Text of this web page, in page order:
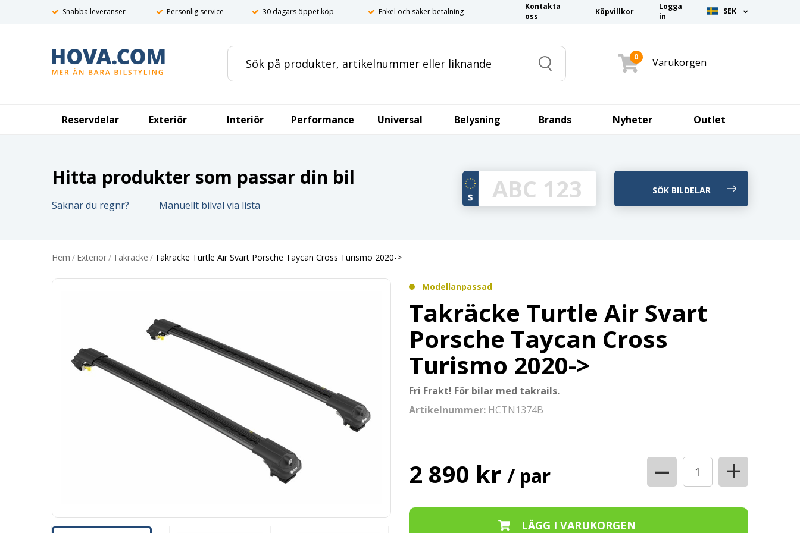
Snabba leveranser Personlig service 30 dagars öppet köp Enkel och säker betalning
Kontakta
oss
Köpvillkor
Logga
in
SEK
Search
0 Varukorgen
Reservdelar Exteriör Interiör Performance Universal Belysning Brands Nyheter Outlet
Hitta produkter som passar din bil
Saknar du regnr? Manuellt bilval via lista
Hem / Exteriör/ Takräcke / Takräcke Turtle Air Svart Porsche Taycan Cross Turismo 2020->
Modellanpassad
Takräcke Turtle Air Svart
Porsche Taycan Cross
Turismo 2020->
Fri Frakt! För bilar med takrails.
Artikelnummer: HCTN1374B
2 890 kr / par − +